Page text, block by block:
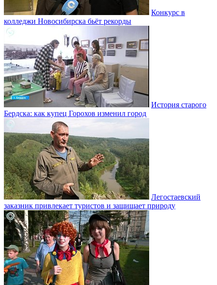
Конкурс в
колледжи Новосибирска бьёт рекорды
История старого
Бердска: как купец Горохов изменил город
Легостаевский
заказник привлекает туристов и защищает природу